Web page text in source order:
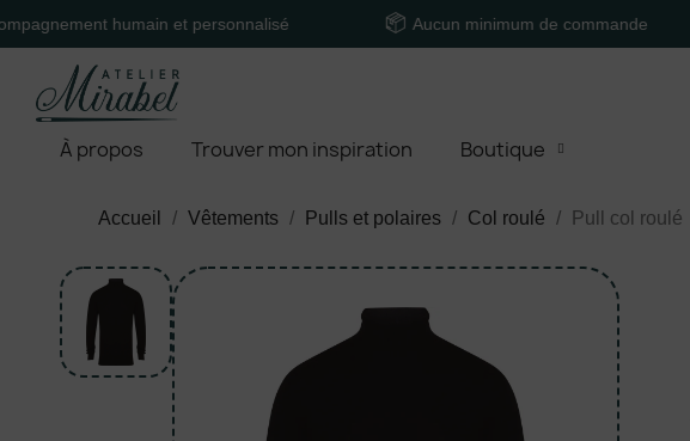
humain et personnalisé Aucun minimum de commande
À propos Trouver mon inspiration Boutique
Accueil Vêtements Pulls et polaires Col roulé Pull col roulé